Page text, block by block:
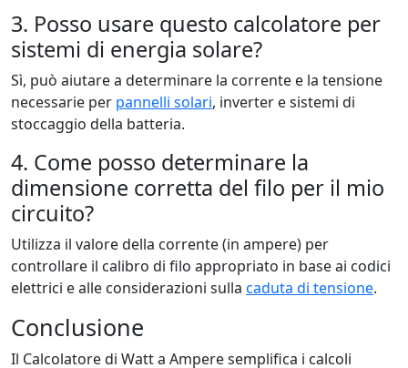
3. Posso usare questo calcolatore per
sistemi di energia solare?
Sì, può aiutare a determinare la corrente e la tensione
necessarie per pannelli solari, inverter e sistemi di
stoccaggio della batteria.
4. Come posso determinare la
dimensione corretta del filo per il mio
circuito?
Utilizza il valore della corrente (in ampere) per
controllare il calibro di filo appropriato in base ai codici
elettrici e alle considerazioni sulla caduta di tensione.
Conclusione
Il Calcolatore di Watt a Ampere semplifica i calcoli